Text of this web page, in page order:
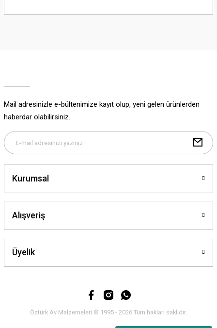
yetersiz gördüğünüz noktaları öneri formunu kullanarak tarafımıza
Bu ürüne benzer farklı alternatifler olmalı.
Mail adresinizle e-bültenimize kayıt olup, yeni gelen ürünlerden
haberdar olabilirsiniz.
Kurumsal
Alışveriş
Üyelik
Öztürk Av Malzemeleri © 1995 - 2026 Tüm hakları saklıdır.